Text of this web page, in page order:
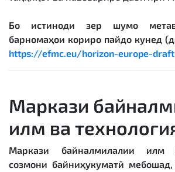
Бо истиноди зер шумо
барномаҳои кориро пайдо кунед
https://efmc.eu/horizon-europe-
Маркази
илм ва
Маркази байналмилалии илм
созмони байниҳукуматӣ